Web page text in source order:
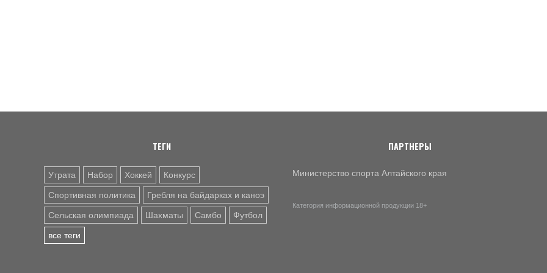
ТЕГИ
Утрата Набор Хоккей Конкурс
Спортивная политика Гребля на байдарках и каноэ
Сельская олимпиада Шахматы Самбо Футбол
все теги
ПАРТНЕРЫ
Министерство спорта Алтайского края
Категория информационной продукции 18+